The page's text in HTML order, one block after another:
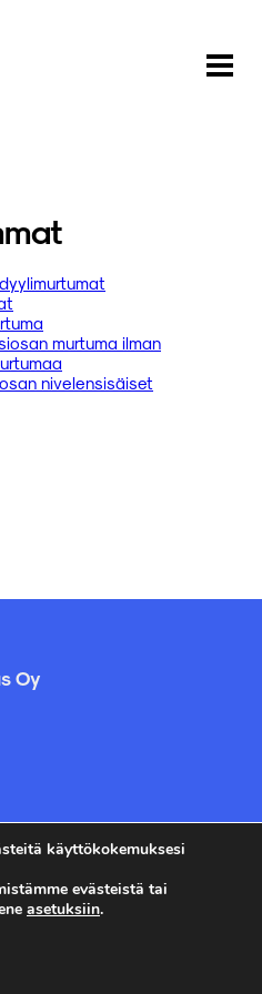
PALAUTE
murtuma ilman
nivelensisäiset
Oy
käyttökokemuksesi
evästeistä tai
asetuksiin.